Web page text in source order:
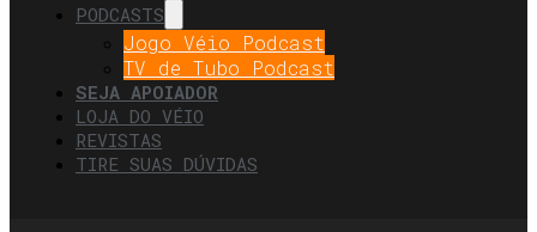
PODCASTS
Jogo Véio Podcast
TV de Tubo Podcast
SEJA APOIADOR
LOJA DO VÉIO
REVISTAS
TIRE SUAS DÚVIDAS